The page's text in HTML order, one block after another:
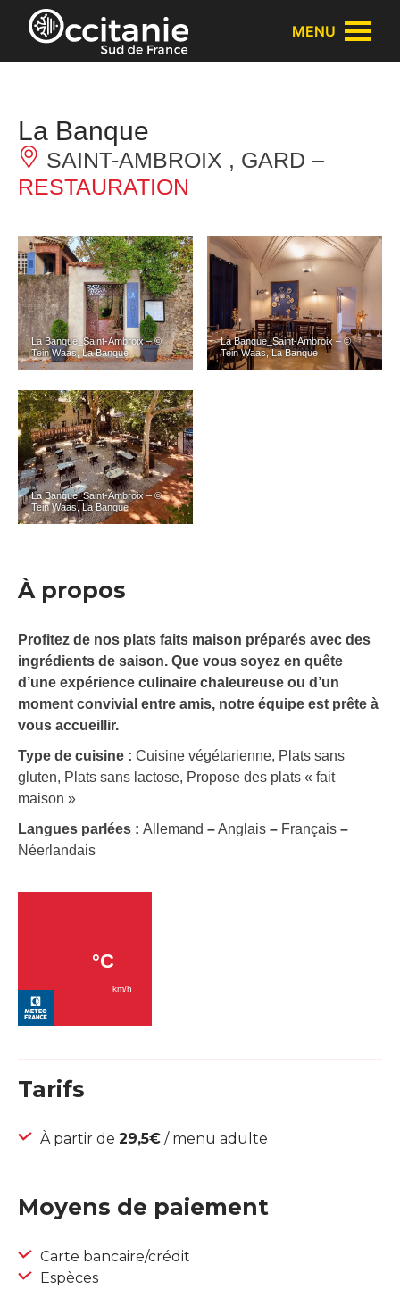
Panneau de gestion des cookies
MENU
La Banque
SAINT-AMBROIX , GARD –
RESTAURATION
La Banque_Saint-Ambroix – ©
Tein Waas, La Banque
La Banque_Saint-Ambroix – ©
Tein Waas, La Banque
La Banque_Saint-Ambroix – ©
Tein Waas, La Banque
À propos
Profitez de nos plats faits maison préparés avec des
ingrédients de saison. Que vous soyez en quête
d’une expérience culinaire chaleureuse ou d’un
moment convivial entre amis, notre équipe est prête à
vous accueillir.
Type de cuisine : Cuisine végétarienne, Plats sans
gluten, Plats sans lactose, Propose des plats « fait
maison »
Langues parlées : Allemand –Anglais – Français –
Néerlandais
Tarifs
À partir de 29,5€ / menu adulte
Moyens de paiement
Carte bancaire/crédit
Espèces